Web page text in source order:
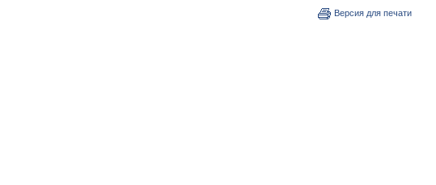
Версия для печати